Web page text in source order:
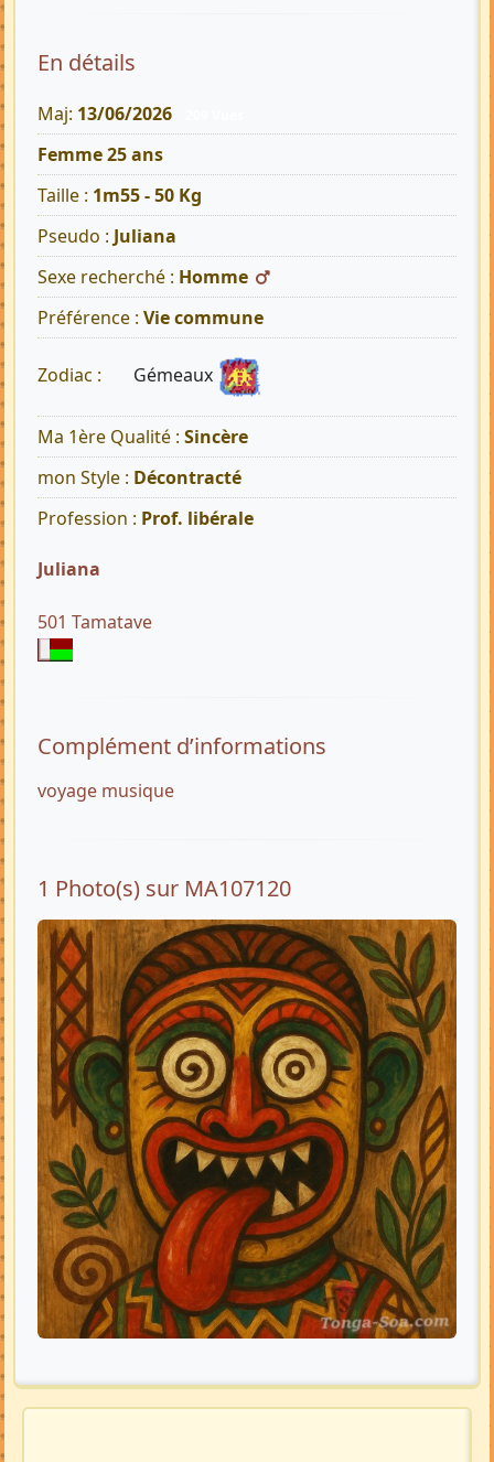
En détails
Maj: 13/06/2026
Femme 25 ans
Taille : 1m55 - 50 Kg
Pseudo : Juliana
Sexe recherché : Homme
Préférence : Vie commune
Zodiac : Gémeaux
Ma 1ère Qualité : Sincère
mon Style : Décontracté
Profession : Prof. libérale
Juliana
501 Tamatave
Complément d’informations
voyage musique
1 Photo(s) sur MA107120